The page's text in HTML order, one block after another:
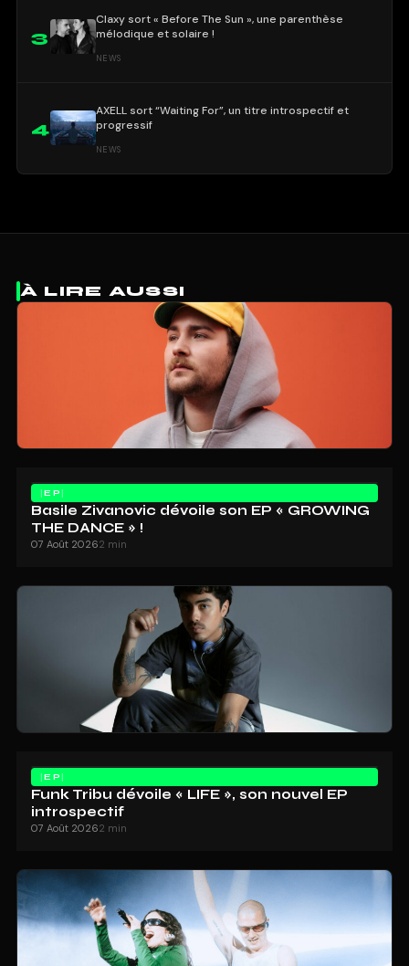
3
Claxy sort « Before The Sun », une parenthèse
mélodique et solaire !
NEWS
4
AXELL sort “Waiting For”, un titre introspectif et
progressif
NEWS
À LIRE AUSSI
EP
Basile Zivanovic dévoile son EP « GROWING
THE DANCE » !
07 Août 20262 min
EP
Funk Tribu dévoile « LIFE », son nouvel EP
introspectif
07 Août 20262 min